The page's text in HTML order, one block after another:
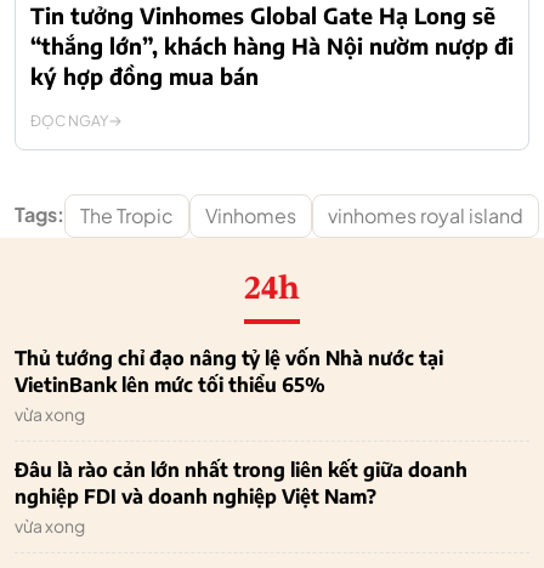
Tin tưởng Vinhomes Global Gate Hạ Long sẽ
“thắng lớn”, khách hàng Hà Nội nườm nượp đi
ký hợp đồng mua bán
ĐỌC NGAY
Tags: The Tropic Vinhomes vinhomes royal island
24h
Thủ tướng chỉ đạo nâng tỷ lệ vốn Nhà nước tại
VietinBank lên mức tối thiểu 65%
vừa xong
Đâu là rào cản lớn nhất trong liên kết giữa doanh
nghiệp FDI và doanh nghiệp Việt Nam?
vừa xong